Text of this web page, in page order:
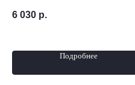
6 030 р.
Подробнее